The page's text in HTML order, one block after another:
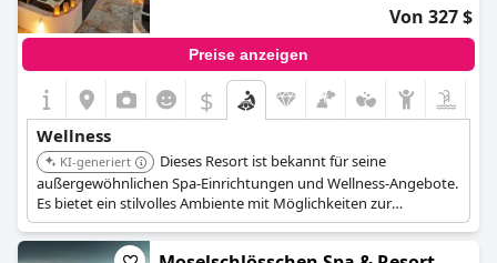
Von 327 $
Preise anzeigen
$
Wellness
KI-generiert
Dieses Resort ist bekannt für seine
außergewöhnlichen Spa-Einrichtungen und Wellness-Angebote.
Es bietet ein stilvolles Ambiente mit Möglichkeiten zur
Entspannung. Es garantiert erstklassige Unterkunft und
kulinarische Genüsse.